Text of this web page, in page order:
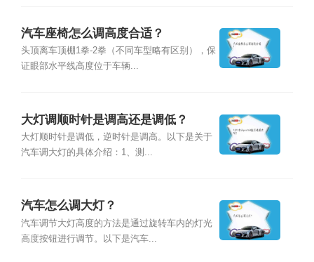
汽车座椅怎么调高度合适？
头顶离车顶棚1拳-2拳（不同车型略有区别），保
证眼部水平线高度位于车辆...
大灯调顺时针是调高还是调低？
大灯顺时针是调低，逆时针是调高。以下是关于
汽车调大灯的具体介绍：1、测...
汽车怎么调大灯？
汽车调节大灯高度的方法是通过旋转车内的灯光
高度按钮进行调节。以下是汽车...